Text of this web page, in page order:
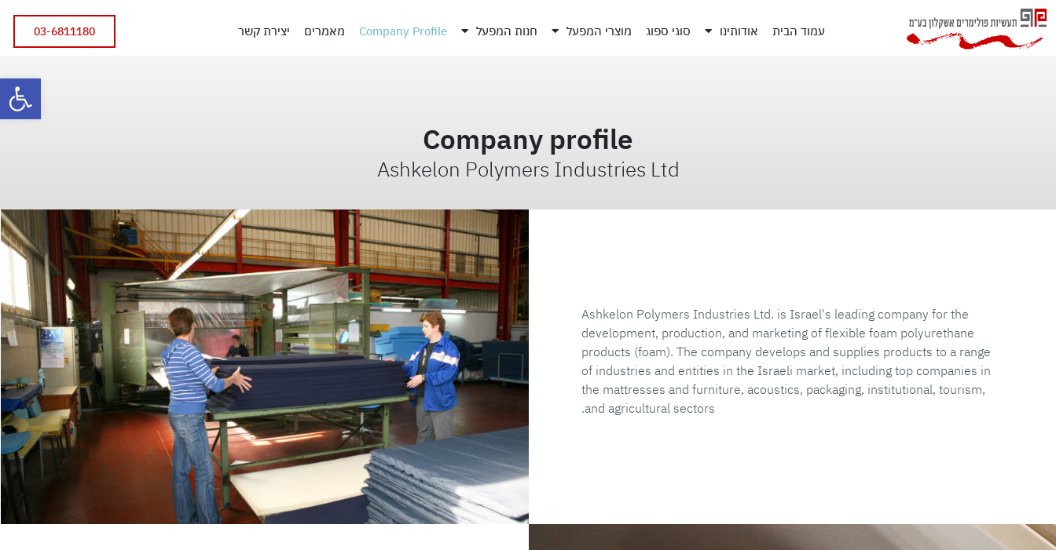
עמוד הבית אודותינו סוגי ספוג מוצרי המפעל חנות המפעל Company Profile מאמרים יצירת קשר 03-6811180
Company profile​
Ashkelon Polymers Industries Ltd​
Ashkelon Polymers Industries Ltd. is Israel's leading company for the
development, production, and marketing of flexible foam polyurethane
products (foam). The company develops and supplies products to a range
of industries and entities in the Israeli market, including top companies in
the mattresses and furniture, acoustics, packaging, institutional, tourism,
and agricultural sectors.